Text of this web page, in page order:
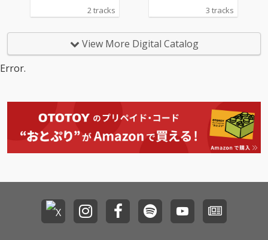
ートメンバーの中にはt
介、ウッドベースにキ
SIC)、須藤晃（no entr
y）なども名を連ね
る。 「私は、空を飛び
ます。それまでしっか
まき） toitoitoi、千葉
人のお話はまだまだ継
続中。
2 tracks 3 tracks
View More Digital Catalog
Error.